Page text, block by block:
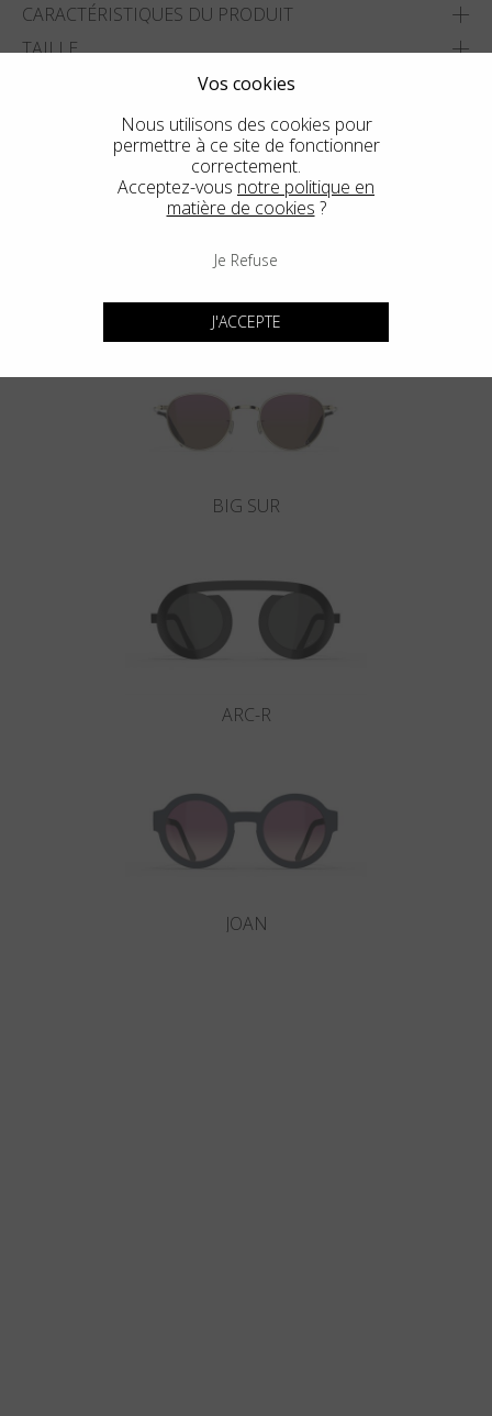
CARACTÉRISTIQUES DU PRODUIT
TAILLE
LIVRAISON ET RETOURS
AJOUTER À MA LISTE
TROUVER LE MAGASIN LE PLUS PROCHE
Voir un autre style
BIG SUR
ARC-R
JOAN
Vos cookies
Nous utilisons des cookies pour
permettre à ce site de fonctionner
correctement.
Acceptez-vous notre politique en
matière de cookies ?
Je Refuse
J'ACCEPTE